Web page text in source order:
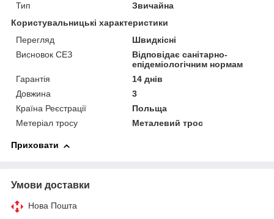
Тип
Звичайна
Користувальницькі характеристики
Перегляд
Швидкісні
Висновок СЕЗ
Відповідає санітарно-
епідеміологічним нормам
Гарантія
14 днів
Довжина
3
Країна Реєстрації
Польща
Метеріал тросу
Металевий трос
Приховати
Умови доставки
Нова Пошта